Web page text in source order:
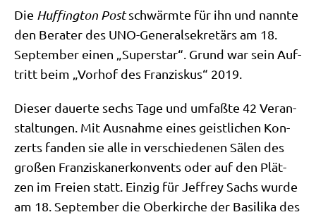
Die Huf­fing­ton Postschwärm­te für ihn und nann­te
den Bera­ter des UNO-Gene­ral­se­kre­tärs am 18.
Sep­tem­ber einen „Super­star“. Grund war sein Auf­
tritt beim „Vor­hof des Fran­zis­kus“ 2019.
Die­ser dau­er­te sechs Tage und umfaß­te 42 Ver­an­
stal­tun­gen. Mit Aus­nah­me eines geist­li­chen Kon­
zerts fan­den sie alle in ver­schie­de­nen Sälen des
gro­ßen Fran­zis­ka­ner­kon­vents oder auf den Plät­
zen im Frei­en statt. Ein­zig für Jef­frey Sachs wur­de
am 18. Sep­tem­ber die Ober­kir­che der Basi­li­ka des